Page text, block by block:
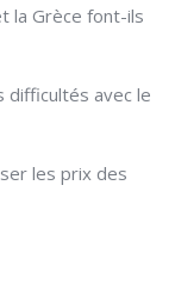
la Grèce font-ils
difficultés avec le
les prix des